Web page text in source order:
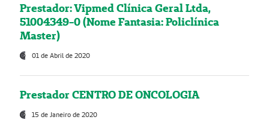
Prestador: Vipmed Clínica Geral Ltda,
51004349-0 (Nome Fantasia: Policlínica
Master)
01 de Abril de 2020
Prestador CENTRO DE ONCOLOGIA
15 de Janeiro de 2020